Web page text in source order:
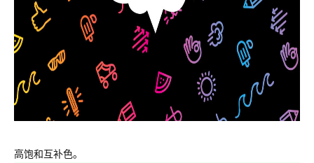
高饱和互补色。